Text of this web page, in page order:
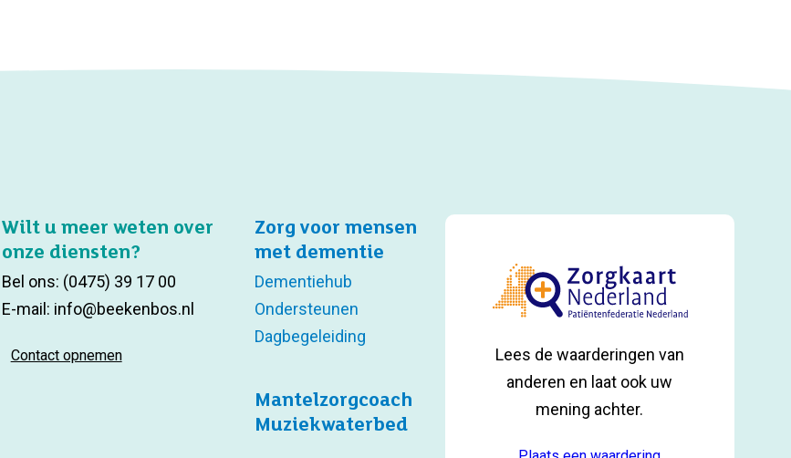
Wilt u meer weten over
onze diensten?
Bel ons: (0475) 39 17 00
E-mail: info@beekenbos.nl
Contact opnemen
Zorg voor mensen
met dementie
Dementiehub
Ondersteunen
Dagbegeleiding
Mantelzorgcoach
Muziekwaterbed
Lees de waarderingen van
anderen en laat ook uw
mening achter.